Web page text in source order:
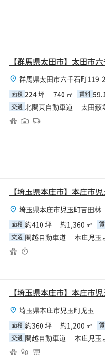
【群馬県太田市】太田市
群馬県太田市六千石町119-2
面積 224 坪 740 ㎡ 賃料
交通 北関東自動車道 太田藪
【埼玉県本庄市】本庄市
埼玉県本庄市児玉町吉田林
面積 約410 坪 約1,360 ㎡
交通 関越自動車道 本庄児玉
【埼玉県本庄市】本庄市
埼玉県本庄市児玉町児玉
面積 約360 坪 約1,200 ㎡
交通 関越自動車道 本庄児玉